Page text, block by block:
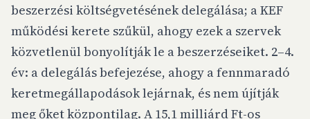
beszerzési költségvetésének delegálása; a KEF
működési kerete szűkül, ahogy ezek a szervek
közvetlenül bonyolítják le a beszerzéseiket. 2–4.
év: a delegálás befejezése, ahogy a fennmaradó
keretmegállapodások lejárnak, és nem újítják
meg őket központilag. A 15,1 milliárd Ft-os